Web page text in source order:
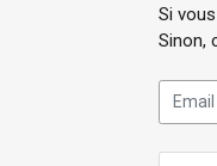
Si
Sinon,